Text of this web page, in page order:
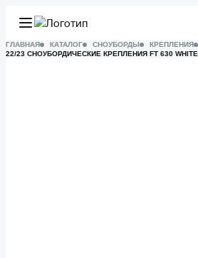
ГЛАВНАЯ КАТАЛОГ СНОУБОРДЫ
КРЕПЛЕНИЯ
22/23 СНОУБОРДИЧЕСКИЕ КРЕПЛЕНИЯ FT 630 WHITE